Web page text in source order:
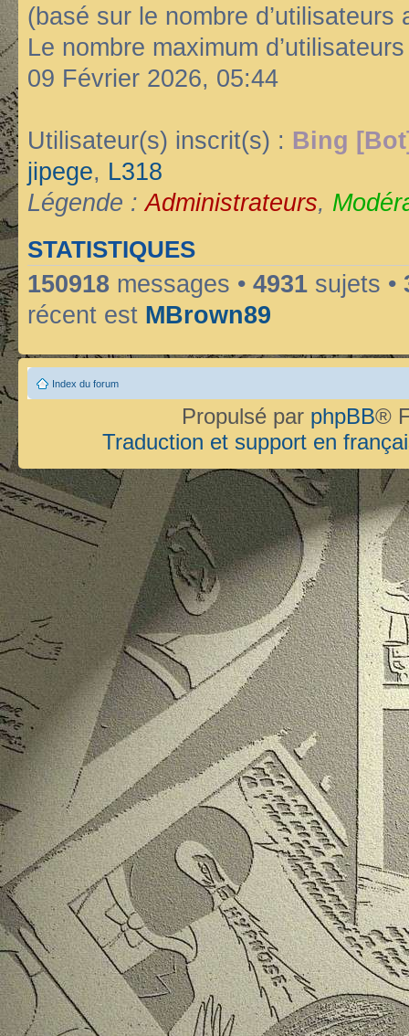
(basé sur le nombre
Le nombre maximum
09 Février 2026, 05:44
Utilisateur(s) inscrit(s) : Bing
jipege, L318
Légende :Administrateurs,
STATISTIQUES
150918 messages • 4931 sujets •
récent est MBrown89
Index du forum
Propulsé par phpBB®
Traduction et support en